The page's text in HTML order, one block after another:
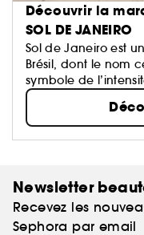
Découvrir la
SOL DE JANEIRO
Sol de Janeiro est
Brésil, dont le nom
symbole de
Newsletter
Recevez les
Sephora par email